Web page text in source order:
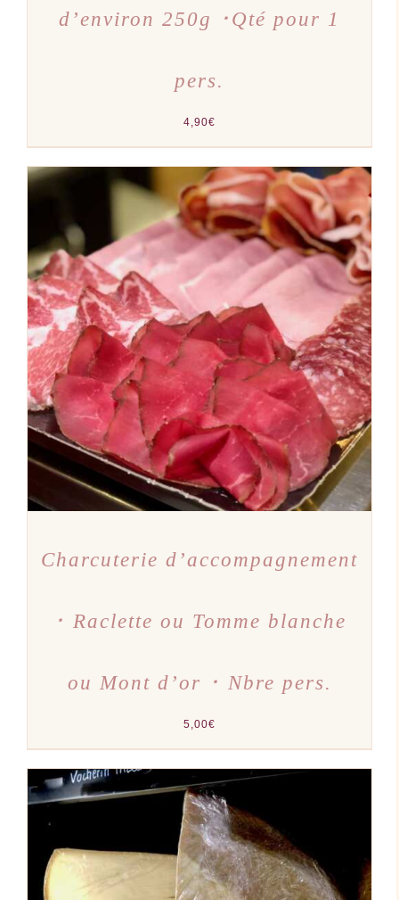
d’environ 250g ･Qté pour 1
pers.
4,90€
AJOUTER AU PANIER
/
DÉTAILS
Charcuterie d’accompagnement
･ Raclette ou Tomme blanche
ou Mont d’or ･ Nbre pers.
5,00€